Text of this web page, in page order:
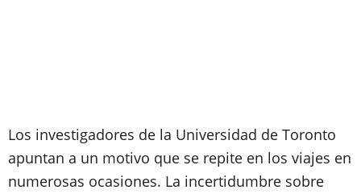
Los investigadores de la Universidad de Toronto
apuntan a un motivo que se repite en los viajes en
numerosas ocasiones. La incertidumbre sobre